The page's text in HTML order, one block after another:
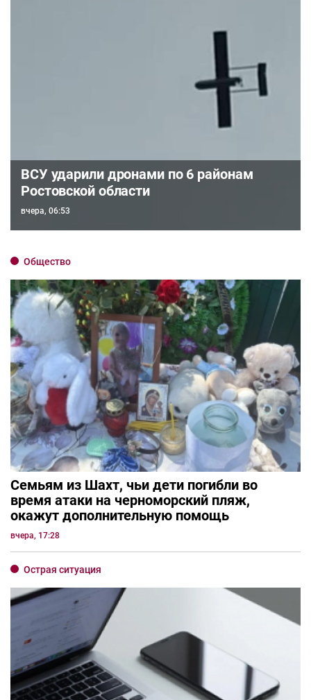
ВСУ ударили дронами по 6 районам
Ростовской области
вчера, 06:53
Общество
Семьям из Шахт, чьи дети погибли во
время атаки на черноморский пляж,
окажут дополнительную помощь
вчера, 17:28
Острая ситуация